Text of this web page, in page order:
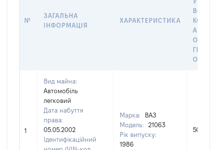
№
ЗАГАЛЬНА
ІНФОРМАЦІЯ
ХАРАКТЕРИСТИКА
АБО
1
Вид майна:
Автомобіль
легковий
Дата набуття
права:
05.05.2002
Ідентифікаційний
Марка:
ВАЗ
Модель:
21063
Рік випуску:
1986
5000